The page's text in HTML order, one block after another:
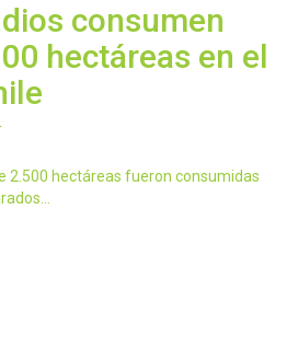
consumen
hectáreas en el
2.500 hectáreas fueron consumidas